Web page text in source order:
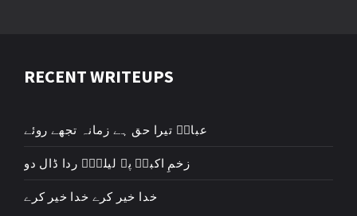
RECENT WRITEUPS
عباسؑ تیرا حق ہے زمانہ تجھے روئے
زخمِ اکبرؑ پہ لیلیٰؑ ردا ڈال دو
خدا خیر کرے خدا خیر کرے